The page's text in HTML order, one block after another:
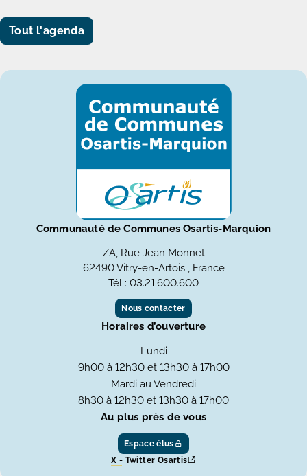
Tout l'agenda
Communauté de Communes Osartis-Marquion
ZA, Rue Jean Monnet
62490 Vitry-en-Artois , France
Tél : 03.21.600.600
Nous contacter
Horaires d’ouverture
Lundi
9h00 à 12h30 et 13h30 à 17h00
Mardi au Vendredi
8h30 à 12h30 et 13h30 à 17h00
Au plus près de vous
Espace élus
X - Twitter Osartis